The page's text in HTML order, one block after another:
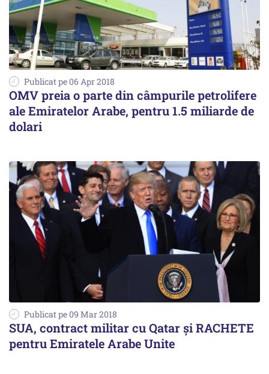
Publicat pe 06 Apr 2018
OMV preia o parte din câmpurile petrolifere
ale Emiratelor Arabe, pentru 1.5 miliarde de
dolari
Publicat pe 09 Mar 2018
SUA, contract militar cu Qatar și RACHETE
pentru Emiratele Arabe Unite